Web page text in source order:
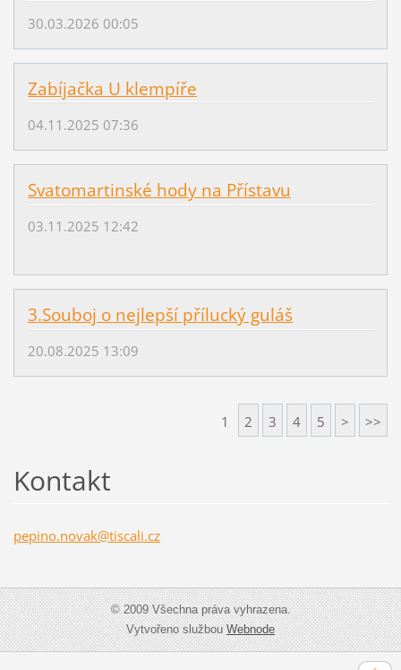
30.03.2026 00:05
Zabíjačka U klempíře
04.11.2025 07:36
Svatomartinské hody na Přístavu
03.11.2025 12:42
3.Souboj o nejlepší přílucký guláš
20.08.2025 13:09
1 2 3 4 5 > >>
Kontakt
pepino.novak@tiscali.cz
© 2009 Všechna práva vyhrazena.
Vytvořeno službouWebnode